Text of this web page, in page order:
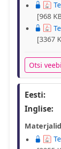
[968
[3367
Otsi
Eesti:
Inglise: